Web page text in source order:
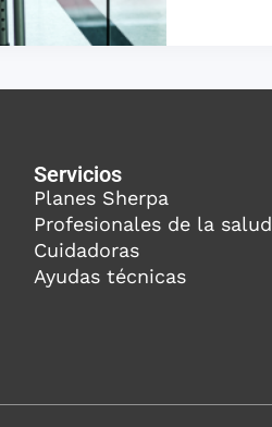
Servicios
Planes Sherpa
Profesionales de la salud
Cuidadoras
Ayudas técnicas